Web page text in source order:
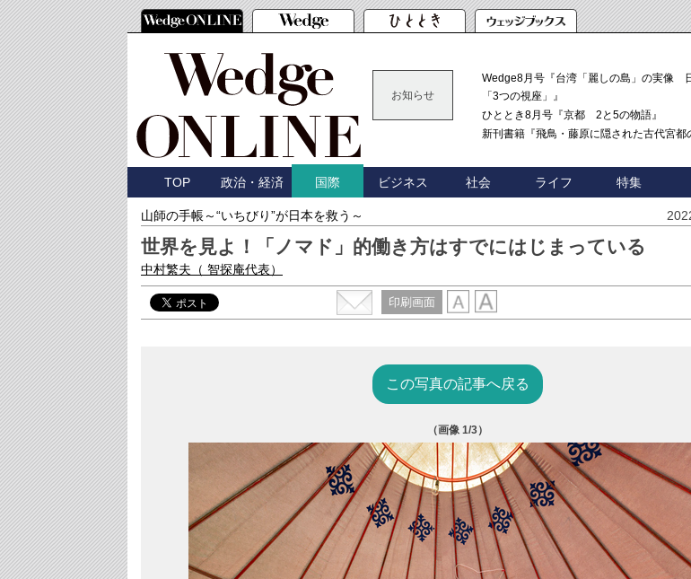
お知らせ
Wedge8月号『台湾「麗しの島」の実像
「3つの視座」』
ひととき8月号『京都 2と5の物語』
新刊書籍『飛鳥・藤原に隠された古代宮都
TOP 政治・経済 国際 ビジネス 社会 ライフ 特集
山師の手帳～“いちびり”が日本を救う～
世界を見よ！「ノマド」的働き方はすでにはじまっている
中村繁夫 （ 智探庵代表）
印刷画面
この写真の記事へ戻る
（画像1/3）